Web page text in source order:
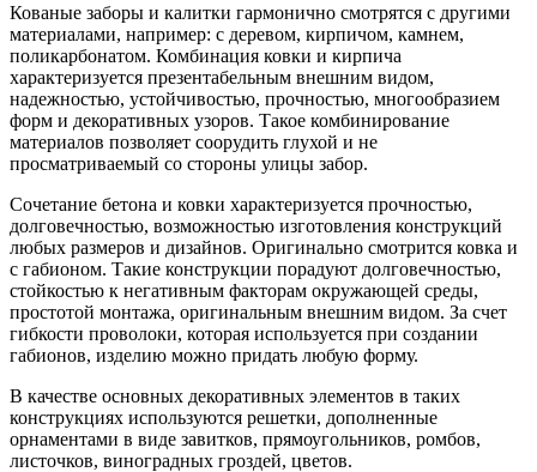
Кованые заборы и калитки гармонично смотрятся с другими
материалами, например: с деревом, кирпичом, камнем,
поликарбонатом. Комбинация ковки и кирпича
характеризуется презентабельным внешним видом,
надежностью, устойчивостью, прочностью, многообразием
форм и декоративных узоров. Такое комбинирование
материалов позволяет соорудить глухой и не
просматриваемый со стороны улицы забор.
Сочетание бетона и ковки характеризуется прочностью,
долговечностью, возможностью изготовления конструкций
любых размеров и дизайнов. Оригинально смотрится ковка и
с габионом. Такие конструкции порадуют долговечностью,
стойкостью к негативным факторам окружающей среды,
простотой монтажа, оригинальным внешним видом. За счет
гибкости проволоки, которая используется при создании
габионов, изделию можно придать любую форму.
В качестве основных декоративных элементов в таких
конструкциях используются решетки, дополненные
орнаментами в виде завитков, прямоугольников, ромбов,
листочков, виноградных гроздей, цветов.